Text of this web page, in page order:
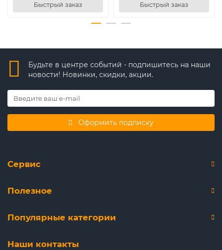
Быстрый заказ Быстрый заказ
Будьте в центре событий - подпишитесь на наши
новости! Новинки, скидки, акции.
Оформить подписку
Сервис
Полезное
Популярные категории
Наши контакты